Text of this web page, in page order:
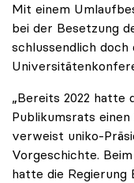
Mit einem
bei der Besetzung
schlussendlich
„Bereits 2022 hatte
Publikumsrats
verweist uniko-
Vorgeschichte.
hatte die Regierung